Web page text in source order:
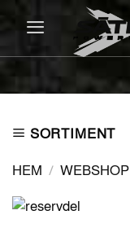
SORTIMENT
HEM / WEBSHOP